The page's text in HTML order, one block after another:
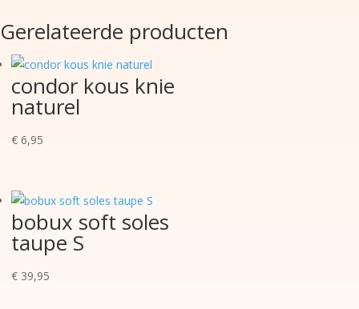
Gerelateerde producten
condor kous knie
naturel
€ 6,95
bobux soft soles
taupe S
€ 39,95